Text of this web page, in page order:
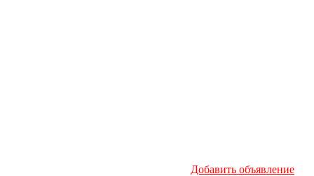
Добавить объявление